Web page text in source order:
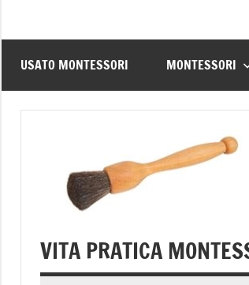
USATO MONTESSORI MONTESSORI
VITA PRATICA